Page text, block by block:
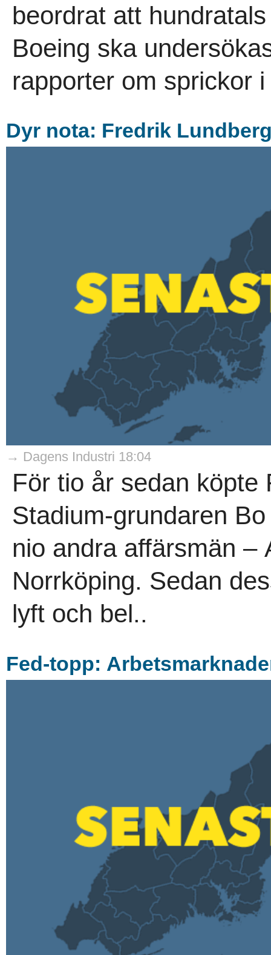
beordrat att
Boeing ska
rapporter om sprickor
Dyr nota: Fredrik
→ Dagens Industri 18:04
För tio år sedan köpte
Stadium-grundaren
nio andra affärsmän –
Norrköping. Sedan
lyft och bel..
Fed-topp: